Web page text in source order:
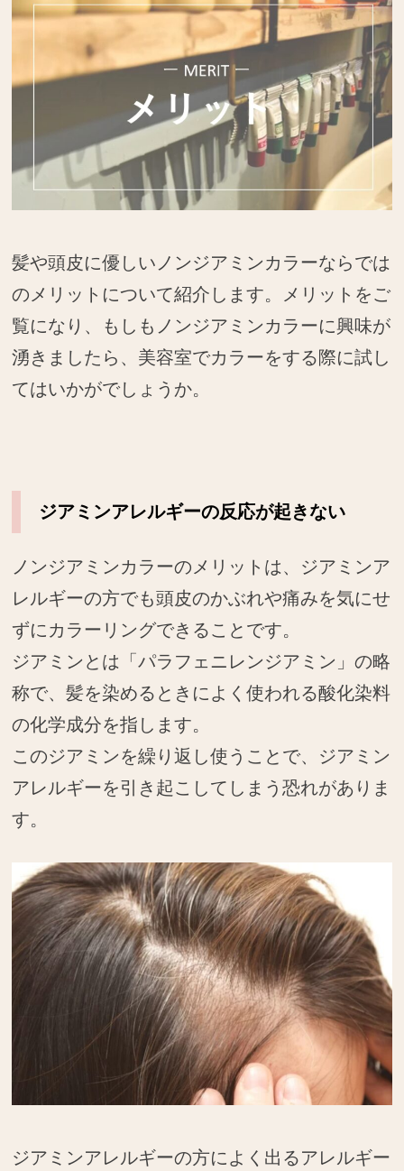
髪や頭皮に優しいノンジアミンカラーならでは
のメリットについて紹介します。メリットをご
覧になり、もしもノンジアミンカラーに興味が
湧きましたら、美容室でカラーをする際に試し
てはいかがでしょうか。
ジアミンアレルギーの反応が起きない
ノンジアミンカラーのメリットは、ジアミンア
レルギーの方でも頭皮のかぶれや痛みを気にせ
ずにカラーリングできることです。
ジアミンとは「パラフェニレンジアミン」の略
称で、髪を染めるときによく使われる酸化染料
の化学成分を指します。
このジアミンを繰り返し使うことで、ジアミン
アレルギーを引き起こしてしまう恐れがありま
す。
ジアミンアレルギーの方によく出るアレルギー